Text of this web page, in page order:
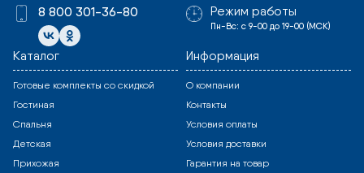
8 800 301-36-80 Режим работы
Пн-Вс: с 9-00 до 19-00 (МСК)
Каталог
Готовые комплекты со скидкой
Гостиная
Спальня
Детская
Прихожая
Информация
О компании
Контакты
Условия оплаты
Условия доставки
Гарантия на товар